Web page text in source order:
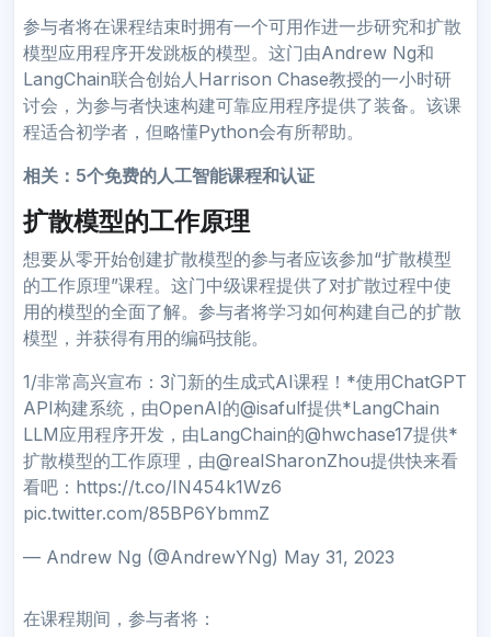
参与者将在课程结束时拥有一个可用作进一步研究和扩散
模型应用程序开发跳板的模型。这门由Andrew Ng和
LangChain联合创始人Harrison Chase教授的一小时研
讨会，为参与者快速构建可靠应用程序提供了装备。该课
程适合初学者，但略懂Python会有所帮助。
相关：5个免费的人工智能课程和认证
扩散模型的工作原理
想要从零开始创建扩散模型的参与者应该参加“扩散模型
的工作原理”课程。这门中级课程提供了对扩散过程中使
用的模型的全面了解。参与者将学习如何构建自己的扩散
模型，并获得有用的编码技能。
1/非常高兴宣布：3门新的生成式AI课程！*使用ChatGPT
API构建系统，由OpenAI的@isafulf提供*LangChain
LLM应用程序开发，由LangChain的@hwchase17提供*
扩散模型的工作原理，由@realSharonZhou提供快来看
看吧：https://t.co/IN454k1Wz6
pic.twitter.com/85BP6YbmmZ
— Andrew Ng (@AndrewYNg) May 31, 2023
在课程期间，参与者将：